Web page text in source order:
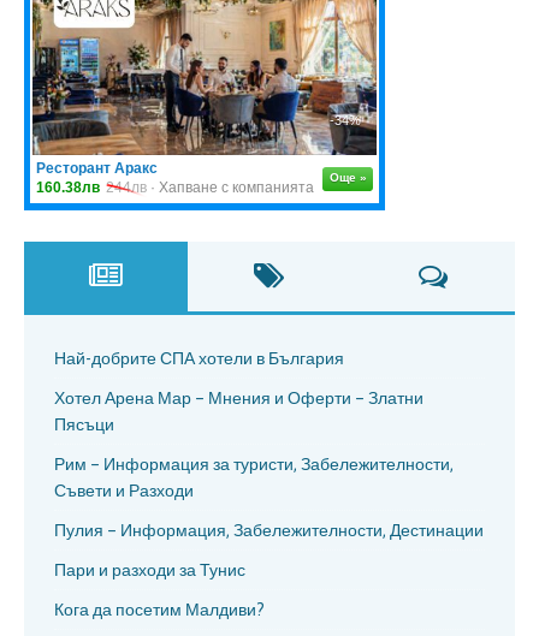
Най-добрите СПА хотели в България
Хотел Арена Мар – Мнения и Оферти – Златни
Пясъци
Рим – Информация за туристи, Забележителности,
Съвети и Разходи
Пулия – Информация, Забележителности, Дестинации
Пари и разходи за Тунис
Кога да посетим Малдиви?